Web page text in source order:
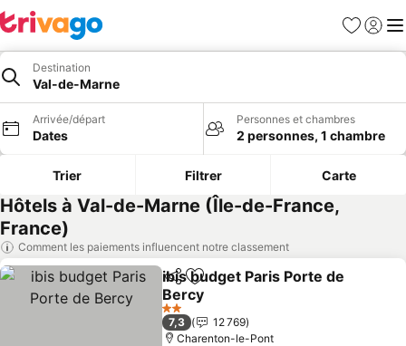
Favoris
Se
Destination
Val-de-Marne
Arrivée/départ
Dates
Personnes et chambres
2 personnes, 1 chambre
Trier Filtrer Carte
Hôtels à Val-de-Marne (Île-de-France,
France)
Comment les paiements influencent notre classement
PartagerAjouter à mes favoris
ibis budget Paris Porte de
Bercy
2 Étoiles
7,3
12 769
Charenton-le-Pont